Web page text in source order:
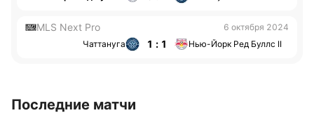
MLS Next Pro
6 октября 2024
Чаттануга
1 : 1 Нью-Йорк Ред Буллс II
Последние матчи